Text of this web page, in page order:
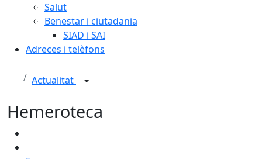
Salut
Benestar i ciutadania
SIAD i SAI
Adreces i telèfons
Actualitat
Hemeroteca